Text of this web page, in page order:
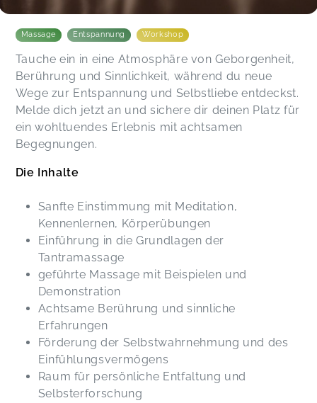
Massage Entspannung Workshop
Tauche ein in eine Atmosphäre von Geborgenheit,
Berührung und Sinnlichkeit, während du neue
Wege zur Entspannung und Selbstliebe entdeckst.
Melde dich jetzt an und sichere dir deinen Platz für
ein wohltuendes Erlebnis mit achtsamen
Begegnungen.
Die Inhalte
Sanfte Einstimmung mit Meditation,
Kennenlernen, Körperübungen
Einführung in die Grundlagen der
Tantramassage
geführte Massage mit Beispielen und
Demonstration
Achtsame Berührung und sinnliche
Erfahrungen
Förderung der Selbstwahrnehmung und des
Einfühlungsvermögens
Raum für persönliche Entfaltung und
Selbsterforschung